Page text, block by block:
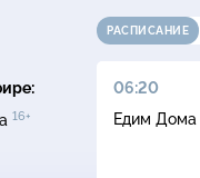
16+
РАСПИСАНИЕ
16+
06:20
Едим Дома